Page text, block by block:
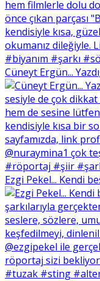
Cüneyt Ergün...
Ezgi Pekel... Kendi